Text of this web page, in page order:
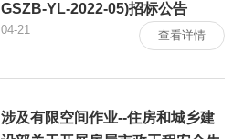
GSZB-YL-2022-05)招标公告
04-21 查看详情
涉及有限空间作业--住房和城乡建